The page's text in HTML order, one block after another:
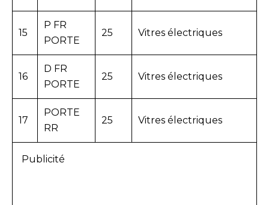
15
P FR
PORTE
25 Vitres électriques
16
D FR
PORTE
25 Vitres électriques
17
PORTE
RR
25 Vitres électriques
Publicité